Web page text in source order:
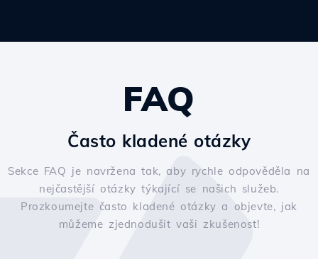
FAQ
Často kladené otázky
Sekce FAQ je navržena tak, aby rychle odpověděla na
nejčastější otázky týkající se našich služeb.
Prozkoumejte často kladené otázky a objevte, jak
můžeme zjednodušit vaši zkušenost!